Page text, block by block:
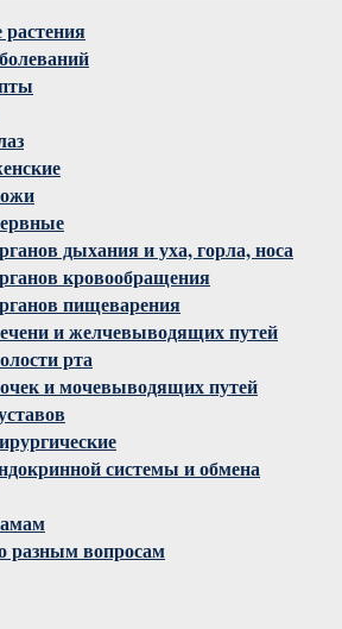
дыхания и уха, горла, носа
кровообращения
пищеварения
и желчевыводящих путей
рта
и мочевыводящих путей
системы и обмена
разным вопросам